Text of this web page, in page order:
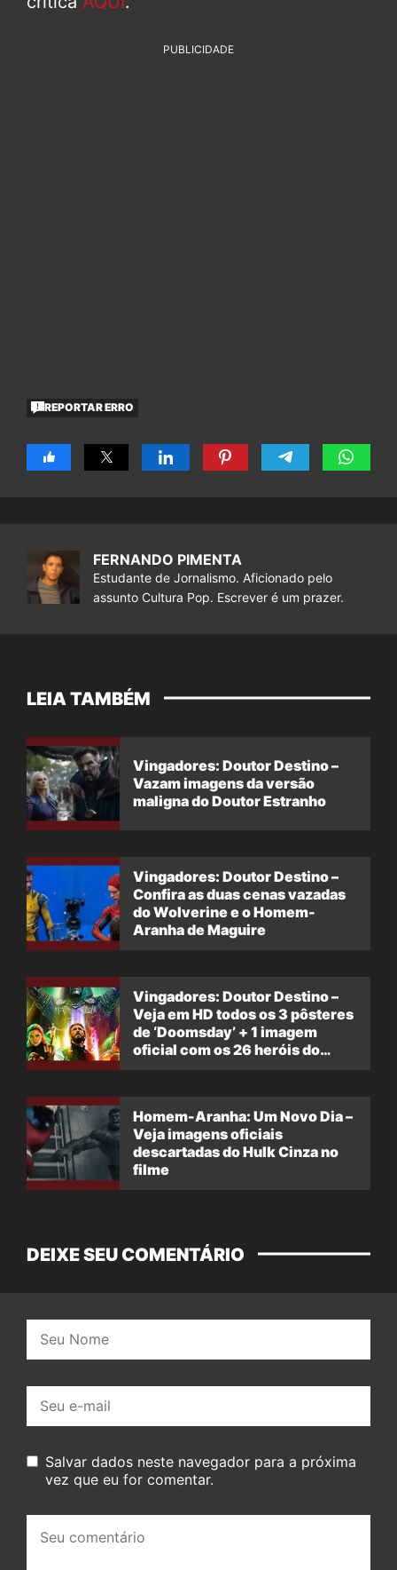
PUBLICIDADE
REPORTAR ERRO
FERNANDO PIMENTA
Estudante de Jornalismo. Aficionado pelo
assunto Cultura Pop. Escrever é um prazer.
LEIA TAMBÉM
Vingadores: Doutor Destino –
Vazam imagens da versão
maligna do Doutor Estranho
Vingadores: Doutor Destino –
Confira as duas cenas vazadas
do Wolverine e o Homem-
Aranha de Maguire
Vingadores: Doutor Destino –
Veja em HD todos os 3 pôsteres
de ‘Doomsday’ + 1 imagem
oficial com os 26 heróis do
Homem-Aranha: Um Novo Dia –
Veja imagens oficiais
descartadas do Hulk Cinza no
filme
DEIXE SEU COMENTÁRIO
mail:
Salvar dados neste navegador para a próxima
vez que eu for comentar.
comentário: